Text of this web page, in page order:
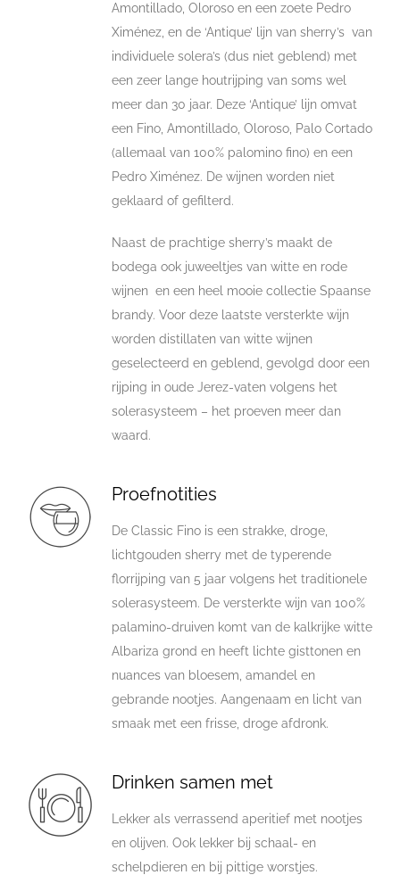
Amontillado, Oloroso en een zoete Pedro
Ximénez, en de ‘Antique’ lijn van sherry’s van
individuele solera’s (dus niet geblend) met
een zeer lange houtrijping van soms wel
meer dan 30 jaar. Deze ‘Antique’ lijn omvat
een Fino, Amontillado, Oloroso, Palo Cortado
(allemaal van 100% palomino fino) en een
Pedro Ximénez. De wijnen worden niet
geklaard of gefilterd.
Naast de prachtige sherry’s maakt de
bodega ook juweeltjes van witte en rode
wijnen en een heel mooie collectie Spaanse
brandy. Voor deze laatste versterkte wijn
worden distillaten van witte wijnen
geselecteerd en geblend, gevolgd door een
rijping in oude Jerez-vaten volgens het
solerasysteem – het proeven meer dan
waard.
Proefnotities
De Classic Fino is een strakke, droge,
lichtgouden sherry met de typerende
florrijping van 5 jaar volgens het traditionele
solerasysteem. De versterkte wijn van 100%
palamino-druiven komt van de kalkrijke witte
Albariza grond en heeft lichte gisttonen en
nuances van bloesem, amandel en
gebrande nootjes. Aangenaam en licht van
smaak met een frisse, droge afdronk.
Drinken samen met
Lekker als verrassend aperitief met nootjes
en olijven. Ook lekker bij schaal- en
schelpdieren en bij pittige worstjes.